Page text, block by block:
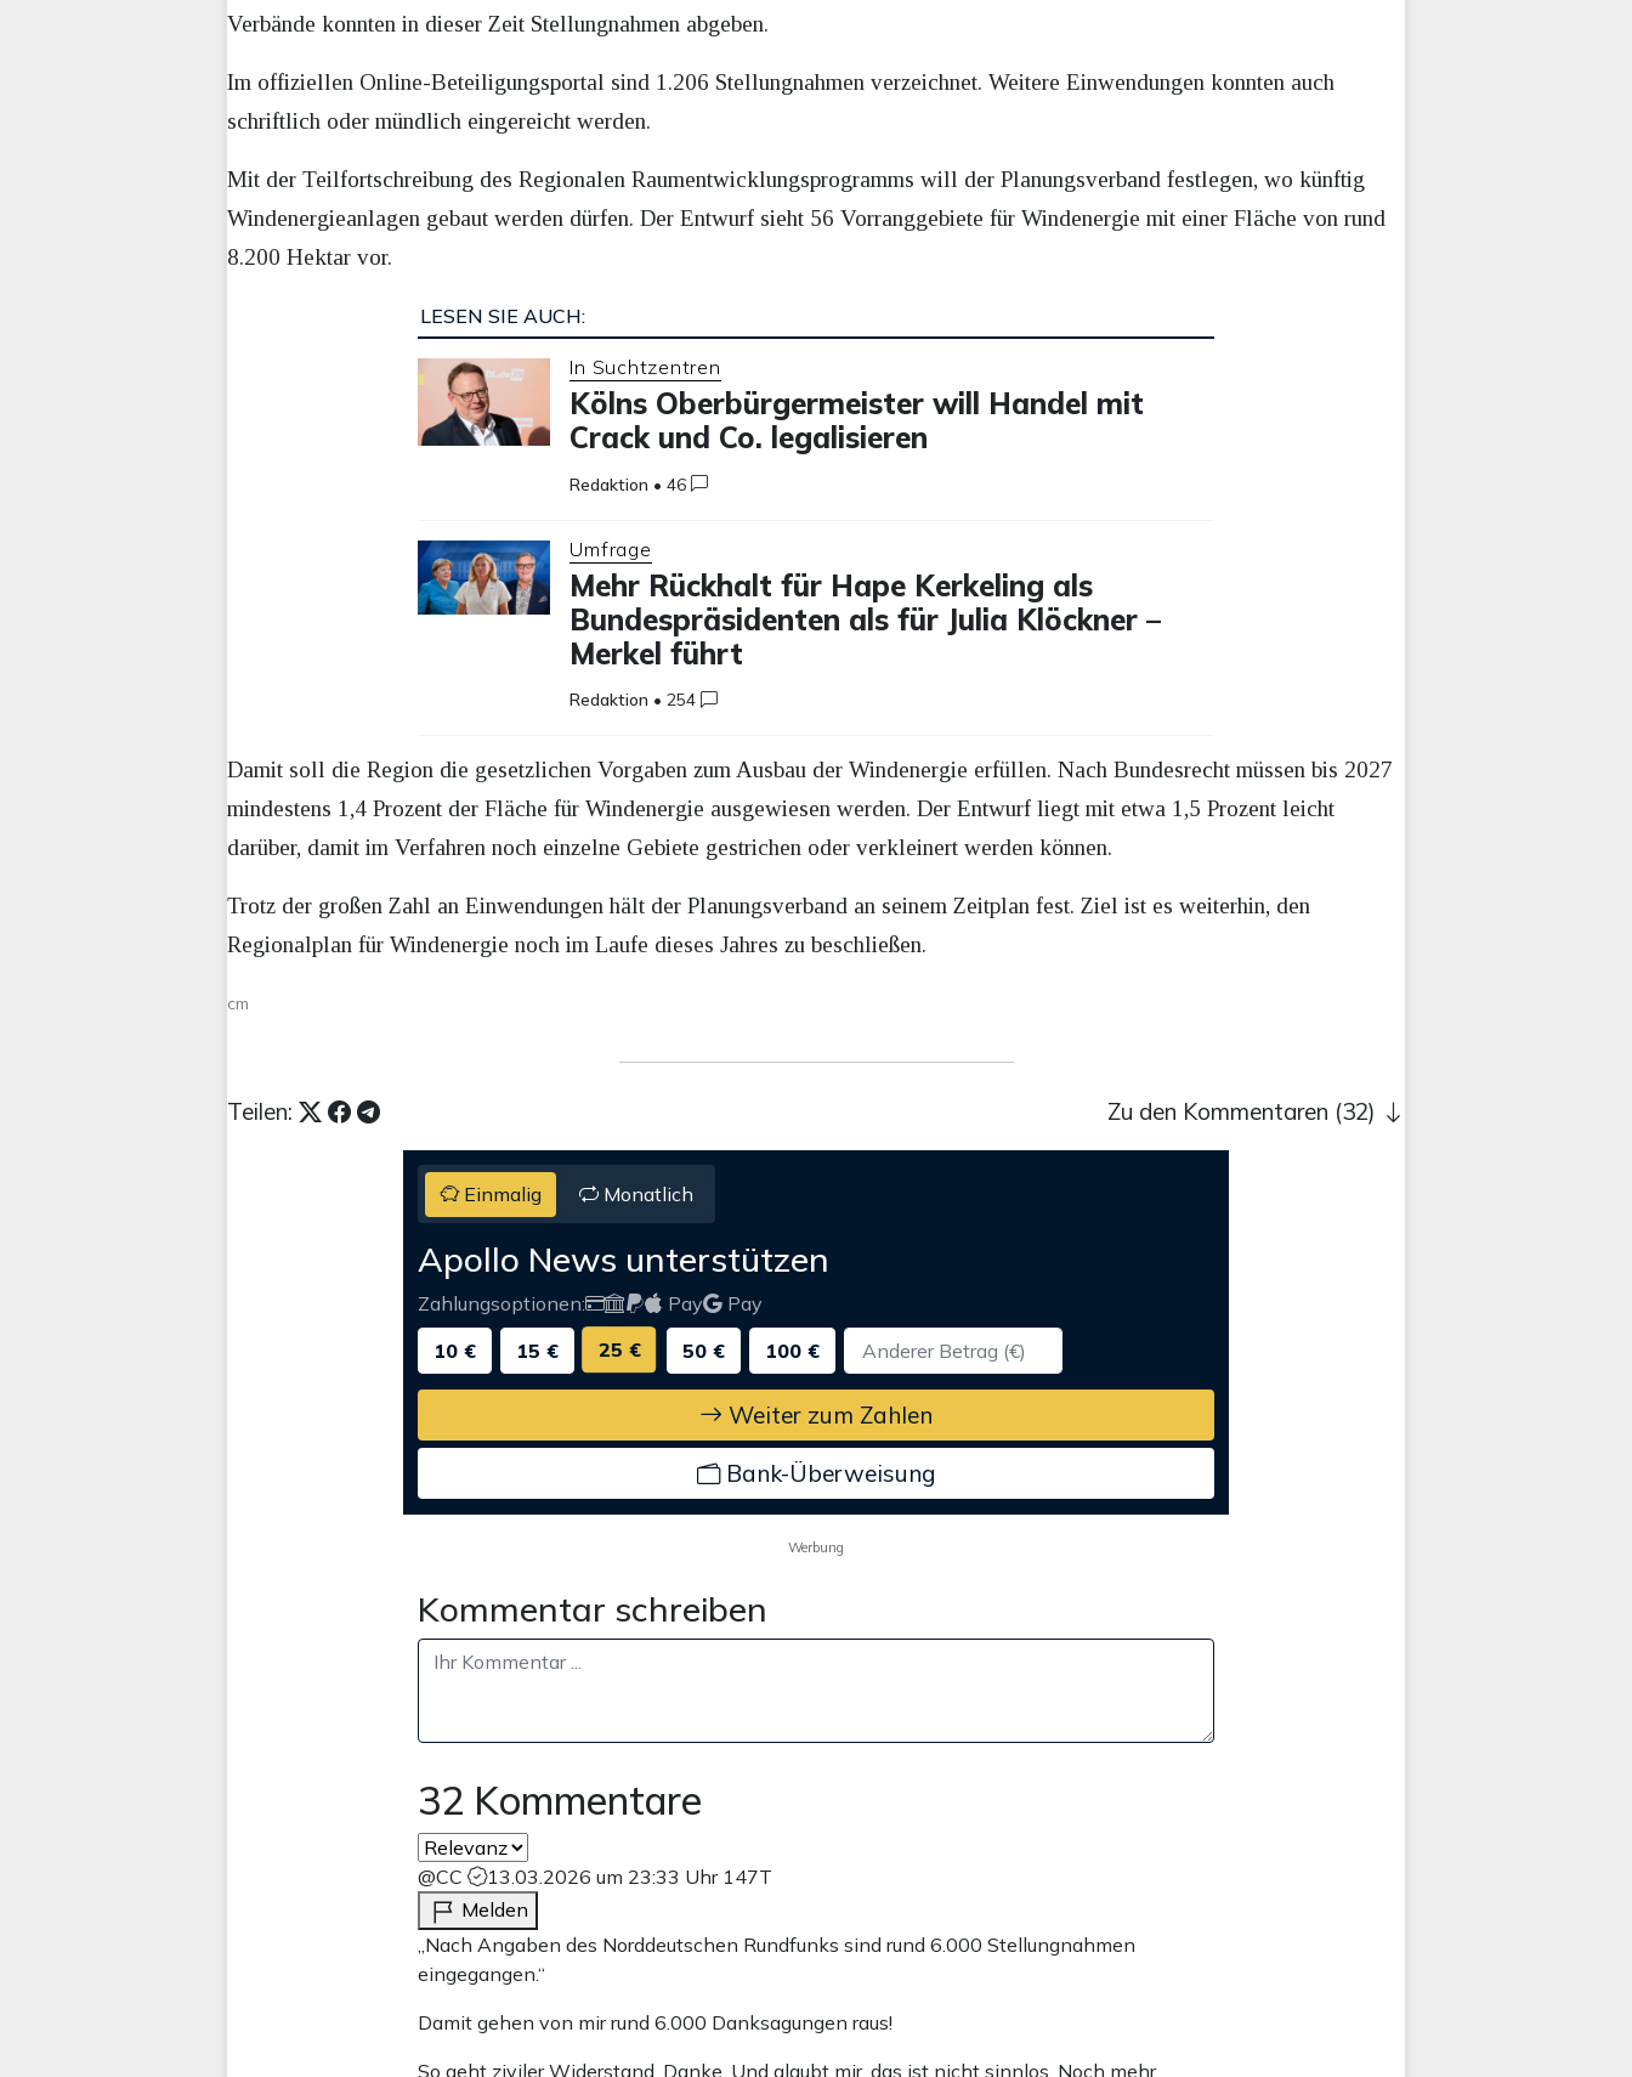
Verbände konnten in dieser Zeit Stellungnahmen abgeben.
Im offiziellen Online-Beteiligungsportal sind 1.206 Stellungnahmen verzeichnet. Weitere Einwendungen konnten auch
schriftlich oder mündlich eingereicht werden.
Mit der Teilfortschreibung des Regionalen Raumentwicklungsprogramms will der Planungsverband festlegen, wo künftig
Windenergieanlagen gebaut werden dürfen. Der Entwurf sieht 56 Vorranggebiete für Windenergie mit einer Fläche von rund
8.200 Hektar vor.
LESEN SIE AUCH:
In Suchtzentren
Kölns Oberbürgermeister will Handel mit
Crack und Co. legalisieren
Redaktion •46
Umfrage
Mehr Rückhalt für Hape Kerkeling als
Bundespräsidenten als für Julia Klöckner –
Merkel führt
Redaktion •254
Damit soll die Region die gesetzlichen Vorgaben zum Ausbau der Windenergie erfüllen. Nach Bundesrecht müssen bis 2027
mindestens 1,4 Prozent der Fläche für Windenergie ausgewiesen werden. Der Entwurf liegt mit etwa 1,5 Prozent leicht
darüber, damit im Verfahren noch einzelne Gebiete gestrichen oder verkleinert werden können.
Trotz der großen Zahl an Einwendungen hält der Planungsverband an seinem Zeitplan fest. Ziel ist es weiterhin, den
Regionalplan für Windenergie noch im Laufe dieses Jahres zu beschließen.
cm
Teilen: Zu den Kommentaren (32)
Einmalig Monatlich
Apollo News unterstützen
Zahlungsoptionen: Pay
Pay
10 €
15 € 25 € 50 € 100 €
Weiter zum Zahlen
Bank-Überweisung
Werbung
Kommentar schreiben
32 Kommentare
@CC 13.03.2026 um 23:33 Uhr 147T
Melden
„Nach Angaben des Norddeutschen Rundfunks sind rund 6.000 Stellungnahmen
eingegangen.“
Damit gehen von mir rund 6.000 Danksagungen raus!
So geht ziviler Widerstand. Danke. Und glaubt mir, das ist nicht sinnlos. Noch mehr